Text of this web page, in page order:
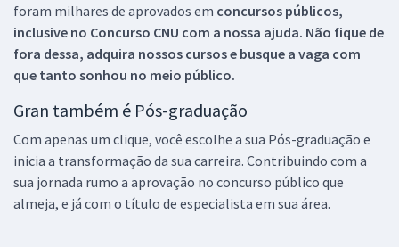
foram milhares de aprovados em concursos públicos,
inclusive no Concurso CNU com a nossa ajuda. Não fique de
fora dessa, adquira nossos cursos e busque a vaga com
que tanto sonhou no meio público.
Gran também é Pós-graduação
Com apenas um clique, você escolhe a sua Pós-graduação e
inicia a transformação da sua carreira. Contribuindo com a
sua jornada rumo a aprovação no concurso público que
almeja, e já com o título de especialista em sua área.